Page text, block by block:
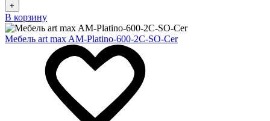
+
В корзину
Мебель art max AM-Platino-600-2C-SO-Cer